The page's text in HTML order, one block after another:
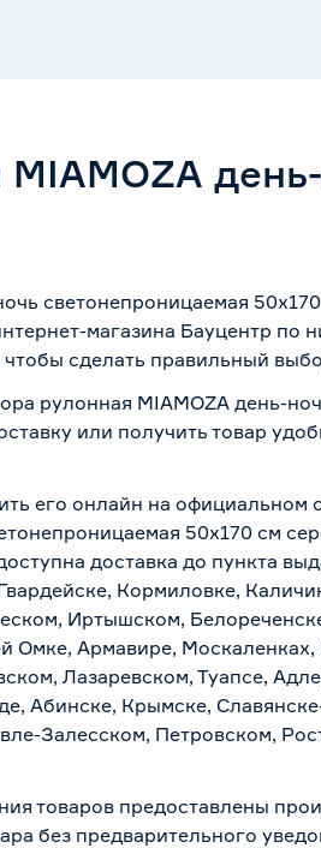
светонепроницаемая
магазина Бауцентр
сделать правильный
рулонная MIAMOZA день-
или получить товар
его онлайн на
50х170 см
доставка до пункта
Кормиловке,
Иртышском,
Омке, Армавире,
Лазаревском, Туапсе,
Абинске, Крымске,
Залесском, Петровском,
товаров предоставлены
без предварительного